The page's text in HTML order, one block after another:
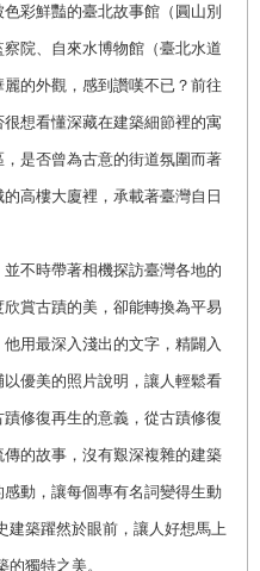
彩鮮豔的臺北故事館（圓山別
院、自來水博物館（臺北水道
的外觀，感到讚嘆不已？前往
想看懂深藏在建築細節裡的寓
是否曾為古意的街道氛圍而著
高樓大廈裡，承載著臺灣自日
不時帶著相機探訪臺灣各地的
賞古蹟的美，卻能轉換為平易
用最深入淺出的文字，精闢入
優美的照片說明，讓人輕鬆看
修復再生的意義，從古蹟修復
的故事，沒有艱深複雜的建築
動，讓每個專有名詞變得生動
建築躍然於眼前，讓人好想馬上
獨特之美。